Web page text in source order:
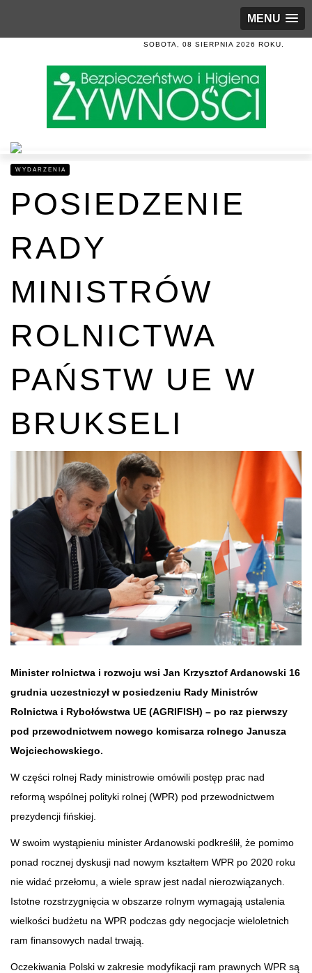
MENU
SOBOTA, 08 SIERPNIA 2026 ROKU.
WYDARZENIA
POSIEDZENIE
RADY
MINISTRÓW
ROLNICTWA
PAŃSTW UE W
BRUKSELI
Minister rolnictwa i rozwoju wsi Jan Krzysztof Ardanowski 16
grudnia uczestniczył w posiedzeniu Rady Ministrów
Rolnictwa i Rybołówstwa UE (AGRIFISH) – po raz pierwszy
pod przewodnictwem nowego komisarza rolnego Janusza
Wojciechowskiego.
W części rolnej Rady ministrowie omówili postęp prac nad
reformą wspólnej polityki rolnej (WPR) pod przewodnictwem
prezydencji fińskiej.
W swoim wystąpieniu minister Ardanowski podkreślił, że pomimo
ponad rocznej dyskusji nad nowym kształtem WPR po 2020 roku
nie widać przełomu, a wiele spraw jest nadal nierozwiązanych.
Istotne rozstrzygnięcia w obszarze rolnym wymagają ustalenia
wielkości budżetu na WPR podczas gdy negocjacje wieloletnich
ram finansowych nadal trwają.
Oczekiwania Polski w zakresie modyfikacji ram prawnych WPR są